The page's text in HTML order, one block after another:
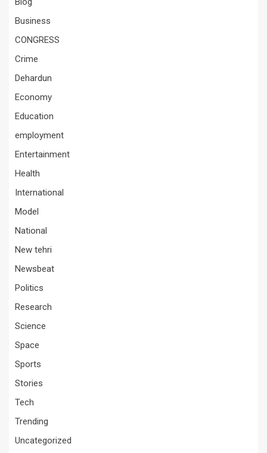
Business
CONGRESS
Crime
Dehardun
Economy
Education
employment
Entertainment
Health
International
Model
National
New tehri
Newsbeat
Politics
Research
Science
Space
Sports
Stories
Tech
Trending
Uncategorized